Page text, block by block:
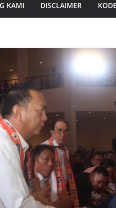
KAMI DISCLAIMER